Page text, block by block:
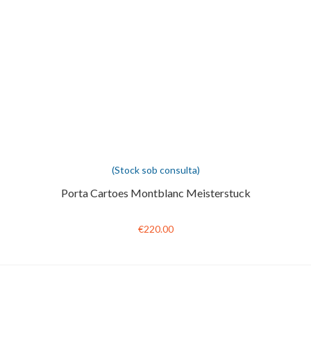
(Stock sob consulta)
Porta Cartoes Montblanc Meisterstuck
€220.00